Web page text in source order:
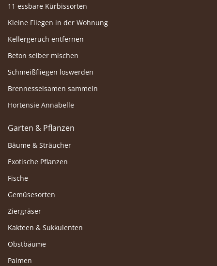
11 essbare Kürbissorten
Kleine Fliegen in der Wohnung
Kellergeruch entfernen
Beton selber mischen
Schmeißfliegen loswerden
Brennesselsamen sammeln
Hortensie Annabelle
Garten & Pflanzen
Bäume & Sträucher
Exotische Pflanzen
Fische
Gemüsesorten
Ziergräser
Kakteen & Sukkulenten
Obstbäume
Palmen